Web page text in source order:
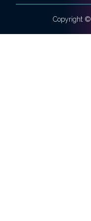
Copyright ©